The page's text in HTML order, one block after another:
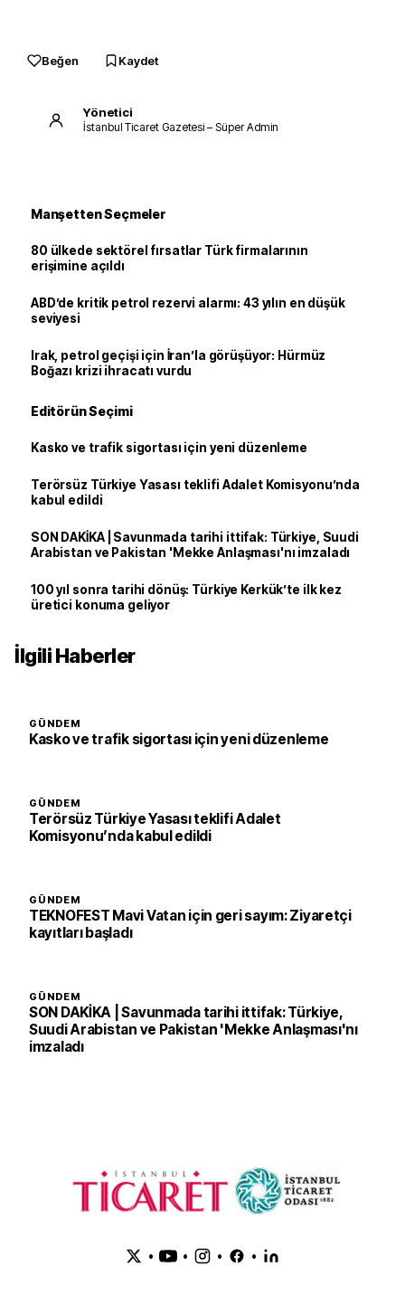
Beğen Kaydet
Yönetici
İstanbul Ticaret Gazetesi – Süper Admin
Manşetten Seçmeler
80 ülkede sektörel fırsatlar Türk firmalarının
erişimine açıldı
ABD’de kritik petrol rezervi alarmı: 43 yılın en düşük
seviyesi
Irak, petrol geçişi için İran’la görüşüyor: Hürmüz
Boğazı krizi ihracatı vurdu
Editörün Seçimi
Kasko ve trafik sigortası için yeni düzenleme
Terörsüz Türkiye Yasası teklifi Adalet Komisyonu’nda
kabul edildi
SON DAKİKA | Savunmada tarihi ittifak: Türkiye, Suudi
Arabistan ve Pakistan 'Mekke Anlaşması'nı imzaladı
100 yıl sonra tarihi dönüş: Türkiye Kerkük’te ilk kez
üretici konuma geliyor
İlgili Haberler
GÜNDEM
Kasko ve trafik sigortası için yeni düzenleme
GÜNDEM
Terörsüz Türkiye Yasası teklifi Adalet
Komisyonu’nda kabul edildi
GÜNDEM
TEKNOFEST Mavi Vatan için geri sayım: Ziyaretçi
kayıtları başladı
GÜNDEM
SON DAKİKA | Savunmada tarihi ittifak: Türkiye,
Suudi Arabistan ve Pakistan 'Mekke Anlaşması'nı
imzaladı
• • • •